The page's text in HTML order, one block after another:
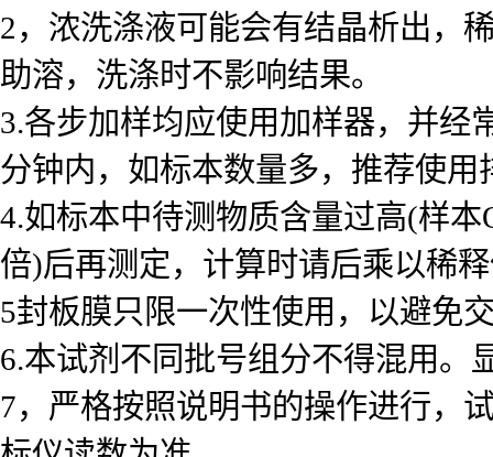
2，浓洗涤液可能会有结晶析出，
助溶，洗涤时不影响结果。
3.各步加样均应使用加样器，并经
分钟内，如标本数量多，推荐使用
4.如标本中待测物质含量过高(样
倍)后再测定，计算时请后乘以稀
5封板膜只限一次性使用，以避免
6.本试剂不同批号组分不得混用。
7，严格按照说明书的操作进行，